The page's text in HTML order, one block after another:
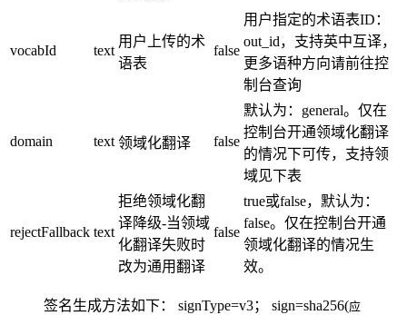
vocabId text
用户上传的术
语表
false
用户指定的术语表ID：
out_id，支持英中互译，
更多语种方向请前往控
制台查询
domain text 领域化翻译 false
默认为：general。仅在
控制台开通领域化翻译
的情况下可传，支持领
域见下表
rejectFallback text
拒绝领域化翻
译降级-当领域
化翻译失败时
改为通用翻译
false
true或false，默认为：
false。仅在控制台开通
领域化翻译的情况生
效。
签名生成方法如下： signType=v3； sign=sha256(应